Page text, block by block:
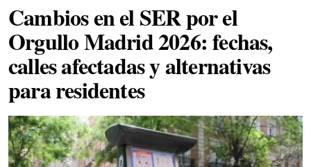
Cambios en el SER por el
Orgullo Madrid 2026: fechas,
calles afectadas y alternativas
para residentes